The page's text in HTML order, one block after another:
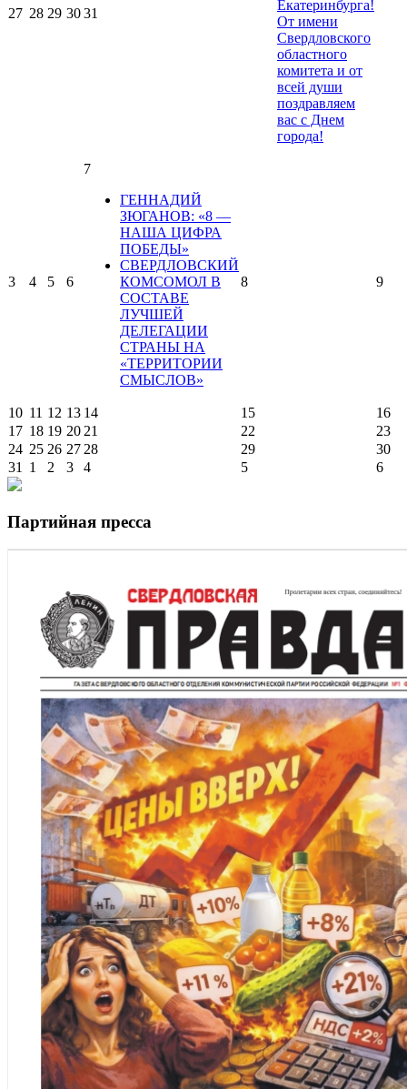
27 28 29 3031
Екатеринбурга!
От имени
Свердловского
областного
комитета и от
всей души
поздравляем
вас с Днем
города!
3 4 5 6
7
ГЕННАДИЙ
ЗЮГАНОВ: «8 —
НАША ЦИФРА
ПОБЕДЫ»
СВЕРДЛОВСКИЙ
КОМСОМОЛ В
СОСТАВЕ
ЛУЧШЕЙ
ДЕЛЕГАЦИИ
СТРАНЫ НА
«ТЕРРИТОРИИ
СМЫСЛОВ»
8 9
10 11 12 13 14 15
16
17 18 19 20 21 22
23
24 25 26 27 28 29
30
31
1 2 3 4 5 6
Партийная пресса